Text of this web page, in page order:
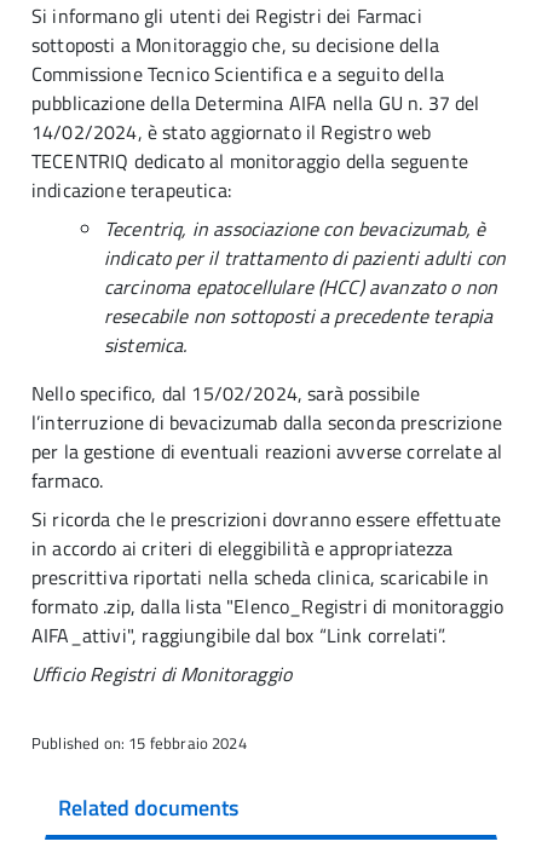
Si informano gli utenti dei Registri dei Farmaci
sottoposti a Monitoraggio che, su decisione della
Commissione Tecnico Scientifica e a seguito della
pubblicazione della Determina AIFA nella GU n. 37 del
14/02/2024, è stato aggiornato il Registro web
TECENTRIQ dedicato al monitoraggio della seguente
indicazione terapeutica:
Tecentriq, in associazione con bevacizumab, è
indicato per il trattamento di pazienti adulti con
carcinoma epatocellulare (HCC) avanzato o non
resecabile non sottoposti a precedente terapia
sistemica.
Nello specifico, dal 15/02/2024, sarà possibile
l’interruzione di bevacizumab dalla seconda prescrizione
per la gestione di eventuali reazioni avverse correlate al
farmaco.
Si ricorda che le prescrizioni dovranno essere effettuate
in accordo ai criteri di eleggibilità e appropriatezza
prescrittiva riportati nella scheda clinica, scaricabile in
formato .zip, dalla lista "Elenco_Registri di monitoraggio
AIFA_attivi", raggiungibile dal box “Link correlati”.
Ufficio Registri di Monitoraggio
Published on: 15 febbraio 2024
Related documents